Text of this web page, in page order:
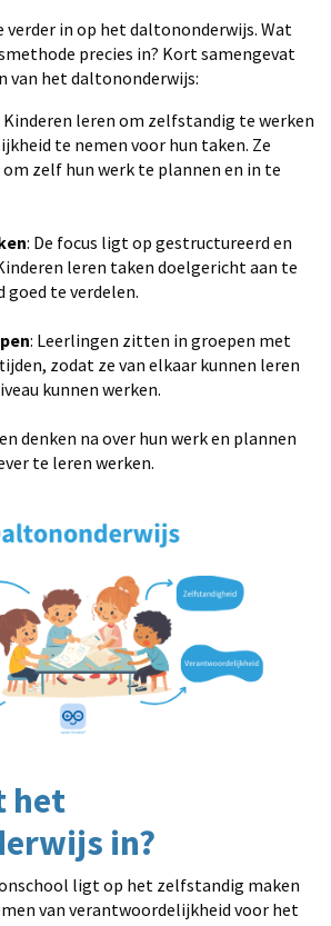
verder in op het daltononderwijs. Wat
precies in? Kort samengevat
van het daltononderwijs:
Kinderen leren om zelfstandig te werken
te nemen voor hun taken. Ze
zelf hun werk te plannen en in te
: De focus ligt op gestructureerd en
leren taken doelgericht aan te
goed te verdelen.
: Leerlingen zitten in groepen met
zodat ze van elkaar kunnen leren
kunnen werken.
denken na over hun werk en plannen
te leren werken.
het
in?
ligt op het zelfstandig maken
van verantwoordelijkheid voor het